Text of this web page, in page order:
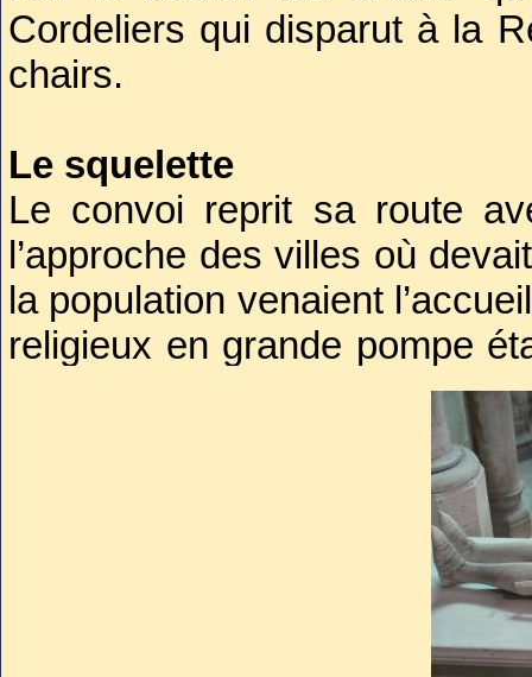
Cordeliers qui disparut à la
chairs.
Le squelette
Le convoi reprit sa route
l’approche des villes où
la population venaient
religieux en grande pompe
la route vers la lointaine
Arrivé au Mans, un officier
le squelette à Saint-Denis.
par la mort de Bertrand,
côté de sa future
Honneur insigne et
décès deux mois plus